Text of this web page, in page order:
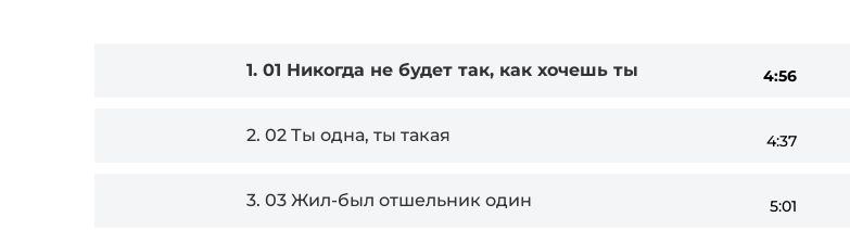
1. 01 Никогда не будет так, как хочешь ты 4:56
2. 02 Ты одна, ты такая 4:37
3. 03 Жил-был отшельник один 5:01